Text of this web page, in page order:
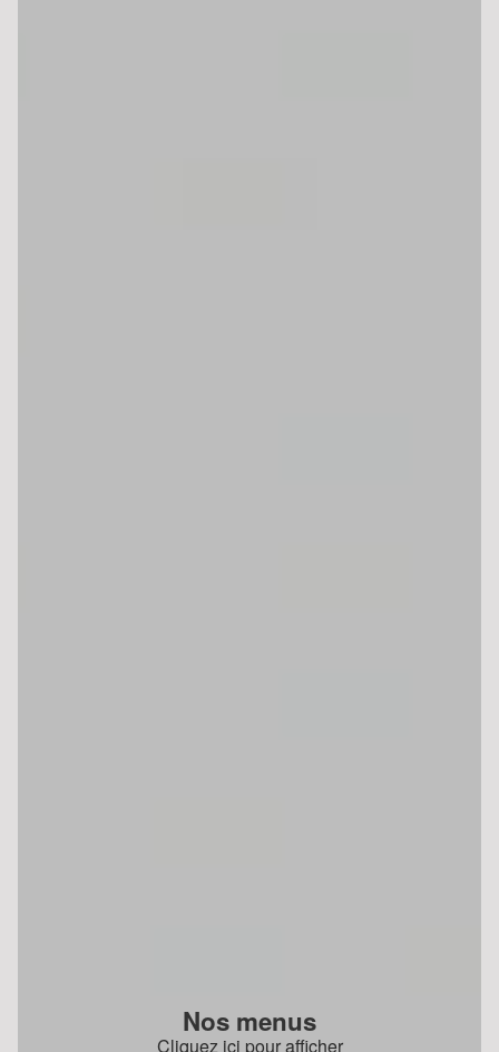
Nos menus
Cliquez ici pour afficher